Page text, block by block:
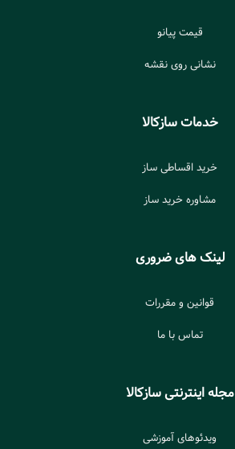
قیمت پیانو
نشانی روی نقشه
خدمات سازکالا
خرید اقساطی ساز
مشاوره خرید ساز
لینک های ضروری
قوانین و مقررات
تماس با ما
مجله اینترنتی سازکالا
ویدئوهای آموزشی